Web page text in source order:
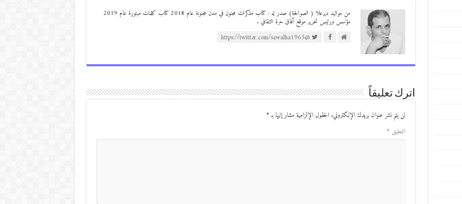
من مواليد ديرعلا ( الصوالحة) صدر له : كتاب مذكرات مجنون في مدن مجنونة عام 2018 كتاب كلمات مبتورة عام 2019
مؤسس ورئيس تحرير موقع آفاق حرة الثقافي .
@https://twitter.com/sawalha1965
اترك تعليقاً
لن يتم نشر عنوان بريدك الإلكتروني. الحقول الإلزامية مشار إليها بـ*
التعليق *